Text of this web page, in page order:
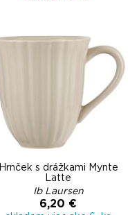
Hrnček s drážkami Mynte
Latte
Ib Laursen
6,20 €